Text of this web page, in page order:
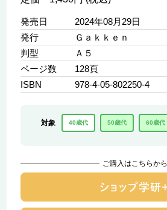
発売日
2024年08月29日
発行
Ｇａｋｋｅｎ
判型
Ａ５
ページ数
128頁
ISBN
978-4-05-802250-4
対象 40歳代 50歳代 60歳代
ご購入はこちらから